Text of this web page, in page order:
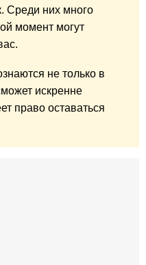
Среди них много
момент могут
не только в
искренне
право оставаться